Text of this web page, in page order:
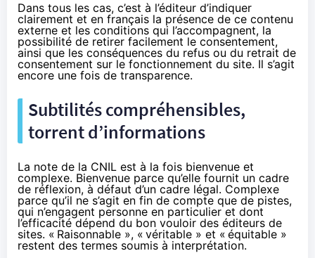
Dans tous les cas, c’est à l’éditeur d’indiquer
clairement et en français la présence de ce contenu
externe et les conditions qui l’accompagnent, la
possibilité de retirer facilement le consentement,
ainsi que les conséquences du refus ou du retrait de
consentement sur le fonctionnement du site. Il s’agit
encore une fois de transparence.
Subtilités compréhensibles,
torrent d’informations
La note de la CNIL est à la fois bienvenue et
complexe. Bienvenue parce qu’elle fournit un cadre
de réflexion, à défaut d’un cadre légal. Complexe
parce qu’il ne s’agit en fin de compte que de pistes,
qui n’engagent personne en particulier et dont
l’efficacité dépend du bon vouloir des éditeurs de
sites. « Raisonnable », « véritable » et « équitable »
restent des termes soumis à interprétation.